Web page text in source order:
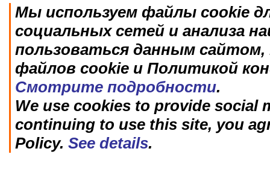
Мы используем файлы cookie
социальных сетей и анализа
пользоваться данным
файлов cookie и Политикой
Смотрите подробности.
We use cookies to provide social
continuing to use this site, you
Policy. See details.